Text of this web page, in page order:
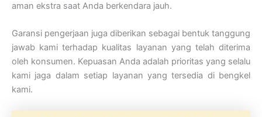
aman ekstra saat Anda berkendara jauh.
Garansi pengerjaan juga diberikan sebagai bentuk tanggung
jawab kami terhadap kualitas layanan yang telah diterima
oleh konsumen. Kepuasan Anda adalah prioritas yang selalu
kami jaga dalam setiap layanan yang tersedia di bengkel
kami.